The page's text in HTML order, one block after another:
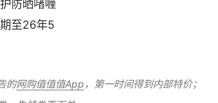
的网购值值值App ，第一时间得到内部特价；